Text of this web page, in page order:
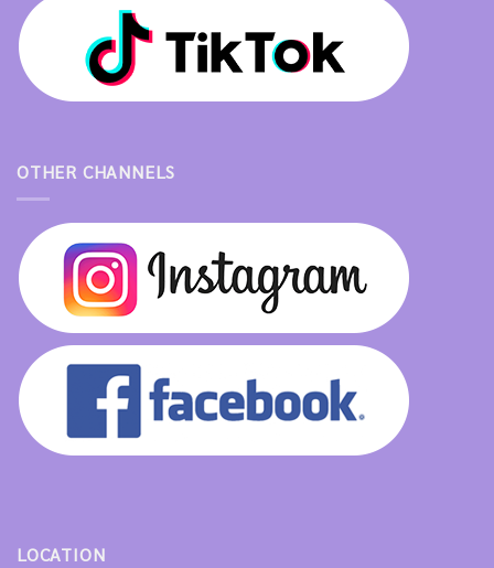
OTHER CHANNELS
LOCATION